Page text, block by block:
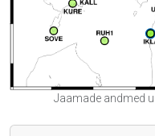
Jaamade andmed